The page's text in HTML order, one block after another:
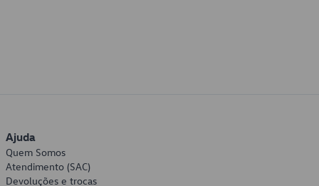
Ajuda
Quem Somos
Atendimento (SAC)
Devoluções e trocas